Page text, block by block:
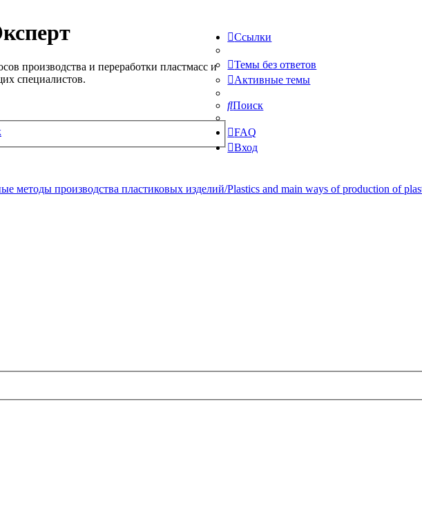
производства и переработки пластмасс и
специалистов.
Ссылки
Темы без ответов
Активные темы
Поиск
FAQ
Вход
методы производства пластиковых изделий/Plastics and main ways of production of